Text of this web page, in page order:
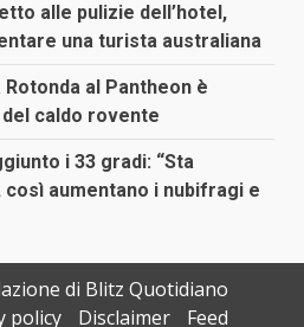
alle pulizie dell’hotel,
una turista australiana
al Pantheon è
caldo rovente
i 33 gradi: “Sta
aumentano i nubifragi e
di Blitz Quotidiano
policy Disclaimer Feed